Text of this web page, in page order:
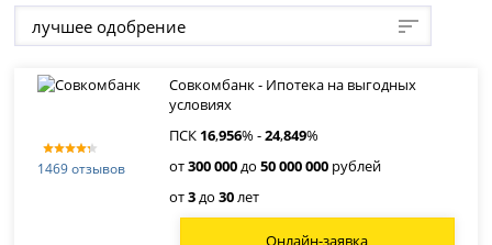
лучшее одобрение
1469 отзывов
Совкомбанк - Ипотека на выгодных
условиях
ПСК 16,956% -24,849%
от300 000до50 000 000 рублей
от3до30лет
Онлайн-заявка